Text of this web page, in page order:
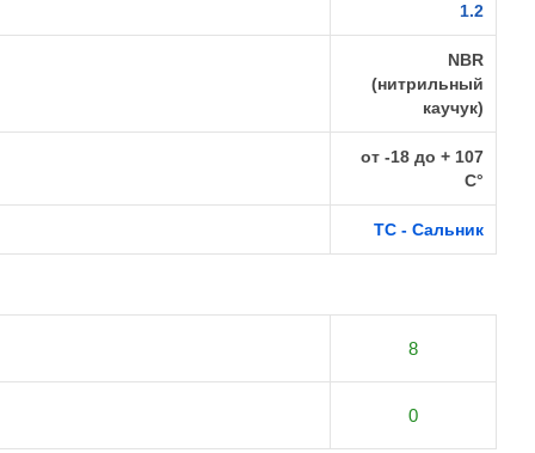
1.2
NBR
(нитрильный
каучук)
от -18 до + 107
C°
TC - Сальник
8
0